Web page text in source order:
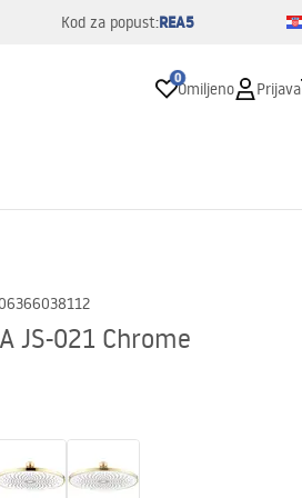
Kod za popust:REA5
0
Omiljeno Prijava
JS-021 Chrome